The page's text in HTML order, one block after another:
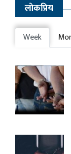
लाेकप्रिय
Week